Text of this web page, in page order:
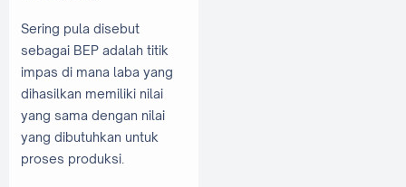
Sering pula disebut
sebagai BEP adalah titik
impas di mana laba yang
dihasilkan memiliki nilai
yang sama dengan nilai
yang dibutuhkan untuk
proses produksi.